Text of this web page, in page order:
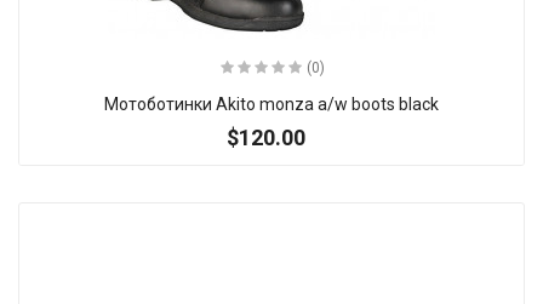
(0)
Мотоботинки Akito monza a/w boots black
$120.00